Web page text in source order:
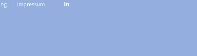
Impressum